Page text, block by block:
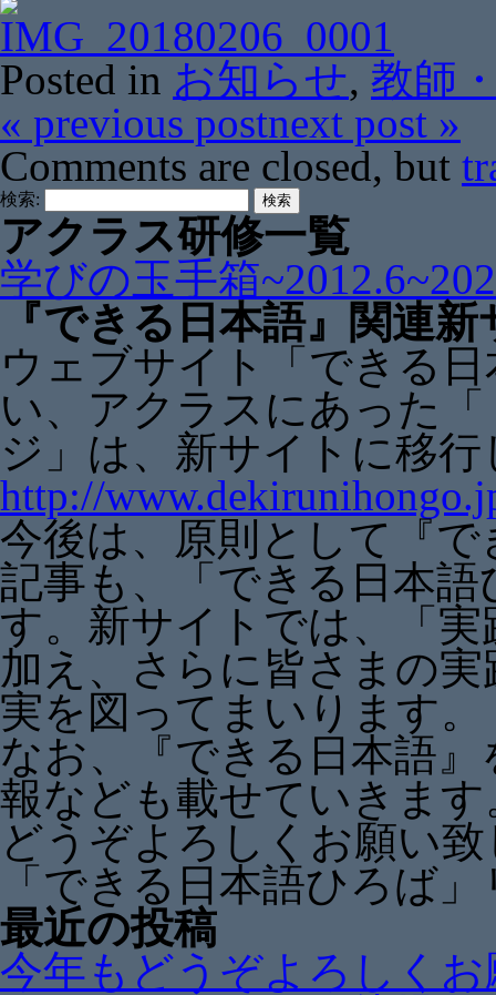
Posted in お知らせ, 教師
« previous postnext post »
Comments are closed, but
検索:
アクラス研修一覧
学びの玉手箱
『できる日本語』関連
ウェブサイト「できる
い、アクラスにあった
ジ」は、新サイトに移
http://
今後は、原則として『
記事も、「できる日本
す。新サイトでは、「
加え、さらに皆さまの
実を図ってまいります。
なお、『できる日本語
報なども載せていきます
どうぞよろしくお願い
「できる日本語ひろば
最近の投稿
今年もどうぞよろしく